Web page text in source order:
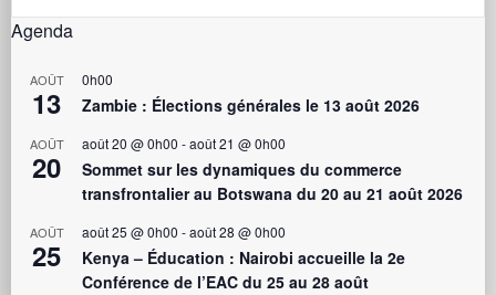
Agenda
AOÛT
13
0h00
Zambie : Élections générales le 13 août 2026
AOÛT
20
août 20 @ 0h00 -août 21 @ 0h00
Sommet sur les dynamiques du commerce
transfrontalier au Botswana du 20 au 21 août 2026
AOÛT
25
août 25 @ 0h00 -août 28 @ 0h00
Kenya – Éducation : Nairobi accueille la 2e
Conférence de l’EAC du 25 au 28 août